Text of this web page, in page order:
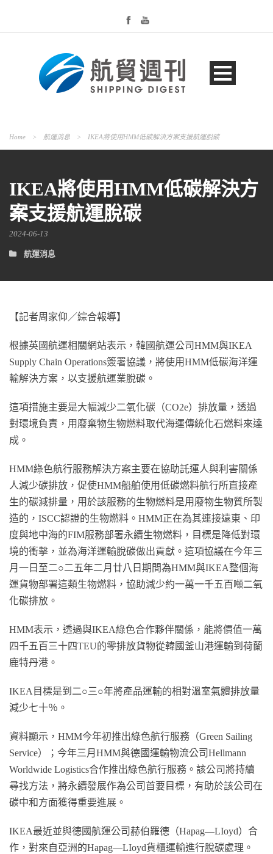
Home > 航運消息 > IKEA將使用HMM低碳解決方案支援航運脫碳
IKEA將使用HMM低碳解決方
案支援航運脫碳
2024-06-13
航運消息
【記者周家仰／綜合報導】
根據英國航運相關網站表示，韓國航運公司HMM與IKEA
Supply Chain Operations簽署協議，將使用HMM低碳海洋運
輸解決方案，以支援航運業脫碳。
這項措施主要是大幅減少二氧化碳（CO2e）排放量，透過
對環境負責，用廢棄物生物燃料取代海運傳統化石燃料來達
成。
HMM綠色航行服務解決方案主要在協助託運人與利害關係
人減少碳排放，促使HMM船舶使用低碳燃料航行所直接產
生的碳減排量，用於該服務的生物燃料是用廢物生物質所製
造的，ISCC認證的生物燃料。HMM正在為其連接遠東、印
度與地中海的FIM服務部署永續生物燃料，目標是降低對環
境的衝擊，並為海洋運輸脫碳做出貢獻。這項協議在今年三
月一日至二○二五年二月廿八日期間為HMM與IKEA整個海
運貨物部署這類生物燃料，協助減少約一萬一千五百噸二氧
化碳排放。
HMM表示，透過與IKEA綠色合作夥伴關係，能將價值一萬
四千五百三十四TEU的零排放貨物從韓國釜山港運輸到荷蘭
鹿特丹港。
IKEA目標是到二○三○年將產品運輸的相對溫室氣體排放量
減少七十％。
資料顯示，HMM今年初推出綠色航行服務（Green Sailing
Service）；今年三月HMM與德國運輸物流公司Hellmann
Worldwide Logistics合作推出綠色航行服務。該公司將持續
尋找方法，將永續發展作為公司首要目標，有助於該公司在
碳中和方面獲得重要進展。
IKEA最近並與德國航運公司赫伯羅德（Hapag―LIoyd）合
作，對來自亞洲的Hapag―LIoyd貨櫃運輸進行脫碳處理。